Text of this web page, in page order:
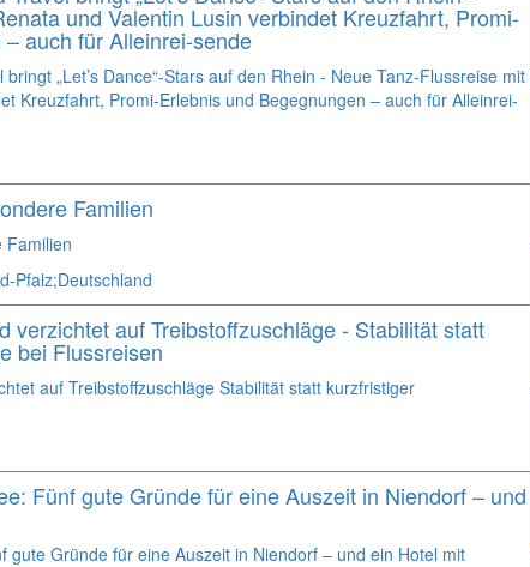
und Valentin Lusin verbindet Kreuzfahrt, Promi-
auch für Alleinrei-sende
„Let’s Dance“-Stars auf den Rhein - Neue Tanz-Flussreise mit
Kreuzfahrt, Promi-Erlebnis und Begegnungen – auch für Alleinrei-
Familien
Familien
Pfalz;Deutschland
verzichtet auf Treibstoffzuschläge - Stabilität statt
bei Flussreisen
auf Treibstoffzuschläge Stabilität statt kurzfristiger
Fünf gute Gründe für eine Auszeit in Niendorf – und
gute Gründe für eine Auszeit in Niendorf – und ein Hotel mit